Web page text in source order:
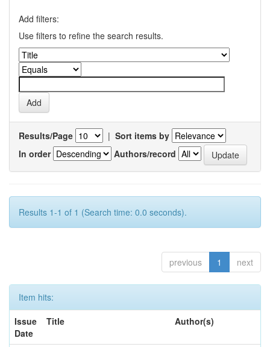
Add filters:
Use filters to refine the search results.
Results/Page | Sort items by
In order
Authors/record
Results 1-1 of 1 (Search time: 0.0 seconds).
previous 1 next
Item hits:
Issue
Date
Title Author(s)